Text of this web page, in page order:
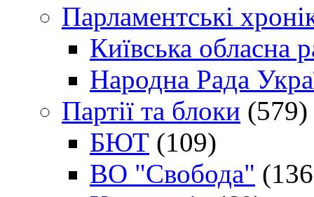
Парламентські
Київська обласна
Народна Рада
Партії та блоки (579)
БЮТ (109)
ВО "Свобода"